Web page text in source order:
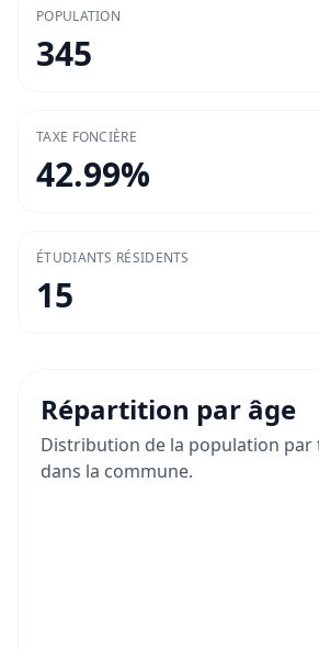
POPULATION
345
TAXE FONCIÈRE
42.99%
ÉTUDIANTS RÉSIDENTS
15
Répartition par âge
Distribution de la population par
dans la commune.